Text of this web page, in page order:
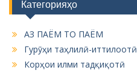
Категорияҳо
АЗ ПАЁМ ТО ПАЁМ
Гурӯҳи таҳлилӣ-иттилоотӣ
Корҳои илми тадқиқотӣ